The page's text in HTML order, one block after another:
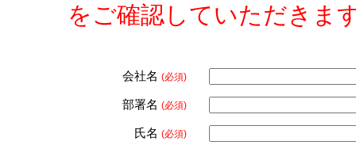
をご確認していただきま
会社名 (必須)
部署名 (必須)
氏名 (必須)